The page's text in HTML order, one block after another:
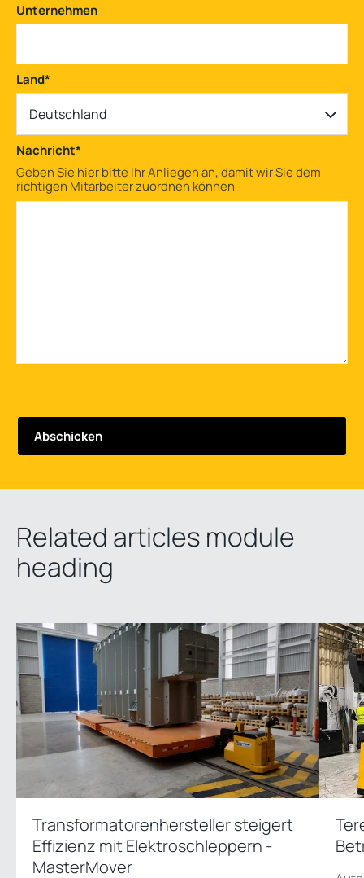
Unternehmen
Land*
Deutschland
Nachricht*
Geben Sie hier bitte Ihr Anliegen an, damit wir Sie dem
richtigen Mitarbeiter zuordnen können
Related articles module
heading
Transformatorenhersteller steigert
Effizienz mit Elektroschleppern -
MasterMover